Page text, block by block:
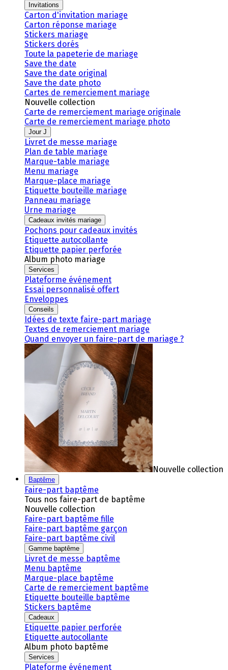
Invitations
Carton d'invitation mariage
Carton réponse mariage
Stickers mariage
Stickers dorés
Toute la papeterie de mariage
Save the date
Save the date original
Save the date photo
Cartes de remerciement mariage
Nouvelle collection
Carte de remerciement mariage originale
Carte de remerciement mariage photo
Jour J
Livret de messe mariage
Plan de table mariage
Marque-table mariage
Menu mariage
Marque-place mariage
Etiquette bouteille mariage
Panneau mariage
Urne mariage
Cadeaux invités mariage
Pochons pour cadeaux invités
Etiquette autocollante
Etiquette papier perforée
Album photo mariage
Services
Plateforme événement
Essai personnalisé offert
Enveloppes
Conseils
Idées de texte faire-part mariage
Textes de remerciement mariage
Quand envoyer un faire-part de mariage ?
Nouvelle collection
Baptême
Faire-part baptême
Tous nos faire-part de baptême
Nouvelle collection
Faire-part baptême fille
Faire-part baptême garçon
Faire-part baptême civil
Gamme baptême
Livret de messe baptême
Menu baptême
Marque-place baptême
Carte de remerciement baptême
Etiquette bouteille baptême
Stickers baptême
Cadeaux
Etiquette papier perforée
Etiquette autocollante
Album photo baptême
Services
Plateforme événement